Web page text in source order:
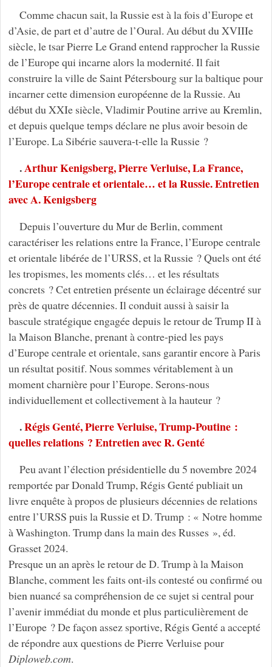
Comme chacun sait, la Russie est à la fois d’Europe et
d’Asie, de part et d’autre de l’Oural. Au début du XVIIIe
siècle, le tsar Pierre Le Grand entend rapprocher la Russie
de l’Europe qui incarne alors la modernité. Il fait
construire la ville de Saint Pétersbourg sur la baltique pour
incarner cette dimension européenne de la Russie. Au
début du XXIe siècle, Vladimir Poutine arrive au Kremlin,
et depuis quelque temps déclare ne plus avoir besoin de
l’Europe. La Sibérie sauvera-t-elle la Russie ?
.Arthur Kenigsberg, Pierre Verluise, La France,
l’Europe centrale et orientale… et la Russie. Entretien
avec A. Kenigsberg
Depuis l’ouverture du Mur de Berlin, comment
caractériser les relations entre la France, l’Europe centrale
et orientale libérée de l’URSS, et la Russie ? Quels ont été
les tropismes, les moments clés… et les résultats
concrets ? Cet entretien présente un éclairage décentré sur
près de quatre décennies. Il conduit aussi à saisir la
bascule stratégique engagée depuis le retour de Trump II à
la Maison Blanche, prenant à contre-pied les pays
d’Europe centrale et orientale, sans garantir encore à Paris
un résultat positif. Nous sommes véritablement à un
moment charnière pour l’Europe. Serons-nous
individuellement et collectivement à la hauteur ?
.Régis Genté, Pierre Verluise, Trump-Poutine :
quelles relations ? Entretien avec R. Genté
Peu avant l’élection présidentielle du 5 novembre 2024
remportée par Donald Trump, Régis Genté publiait un
livre enquête à propos de plusieurs décennies de relations
entre l’URSS puis la Russie et D. Trump : « Notre homme
à Washington. Trump dans la main des Russes », éd.
Grasset 2024.
Presque un an après le retour de D. Trump à la Maison
Blanche, comment les faits ont-ils contesté ou confirmé ou
bien nuancé sa compréhension de ce sujet si central pour
l’avenir immédiat du monde et plus particulièrement de
l’Europe ? De façon assez sportive, Régis Genté a accepté
de répondre aux questions de Pierre Verluise pour
Diploweb.com.